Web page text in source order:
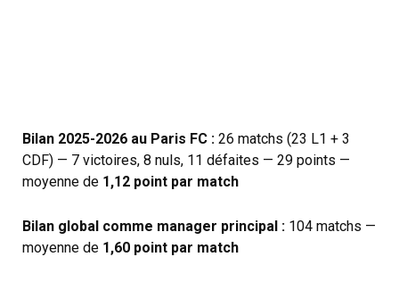
Bilan 2025-2026 au Paris FC : 26 matchs (23 L1 + 3
CDF) — 7 victoires, 8 nuls, 11 défaites — 29 points —
moyenne de 1,12 point par match
Bilan global comme manager principal : 104 matchs —
moyenne de 1,60 point par match